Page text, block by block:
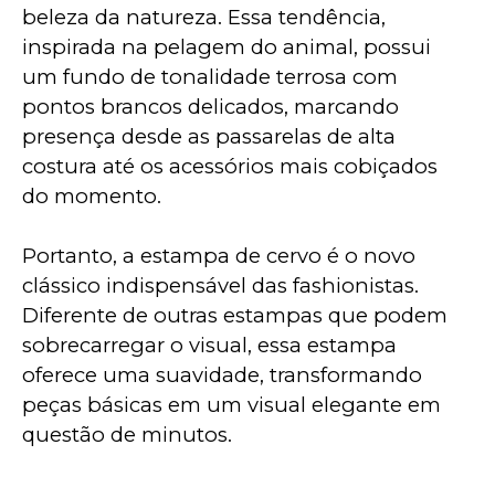
beleza da natureza. Essa tendência,
inspirada na pelagem do animal, possui
um fundo de tonalidade terrosa com
pontos brancos delicados, marcando
presença desde as passarelas de alta
costura até os acessórios mais cobiçados
do momento.
Portanto, a estampa de cervo é o novo
clássico indispensável das fashionistas.
Diferente de outras estampas que podem
sobrecarregar o visual, essa estampa
oferece uma suavidade, transformando
peças básicas em um visual elegante em
questão de minutos.